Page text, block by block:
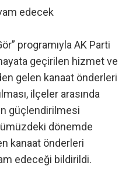
edecek
programıyla AK Parti
geçirilen hizmet ve
gelen kanaat önderleri
ilçeler arasında
güçlendirilmesi
dönemde
kanaat önderleri
edeceği bildirildi.